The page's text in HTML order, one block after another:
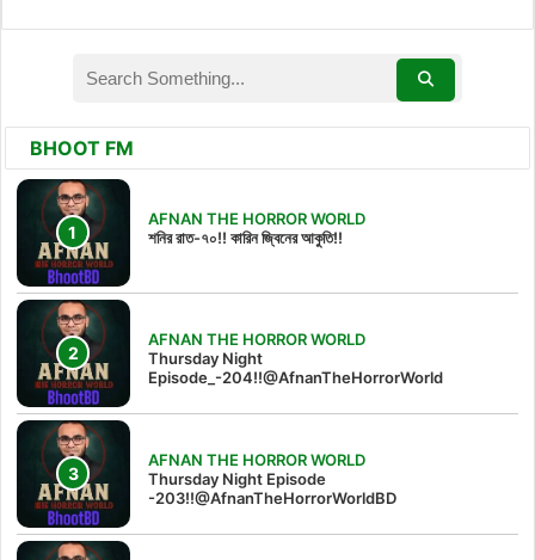
BHOOT FM
AFNAN THE HORROR WORLD
শনির রাত-৭০!! কারিন জ্বিনের আকুতি!!
AFNAN THE HORROR WORLD
Thursday Night
Episode_-204!!@AfnanTheHorrorWorld
AFNAN THE HORROR WORLD
Thursday Night Episode
-203!!@AfnanTheHorrorWorldBD